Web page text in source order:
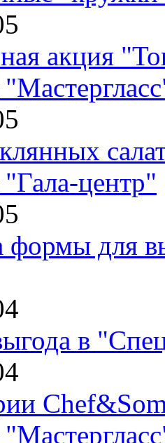
акция
центр"
формы для
в